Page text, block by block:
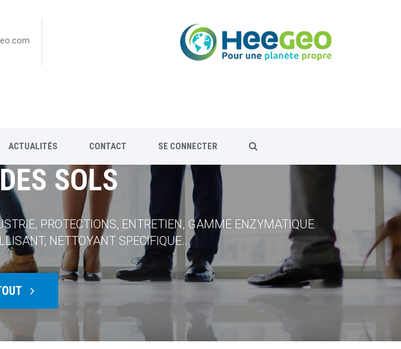
ACTUALITÉS CONTACT SE CONNECTER
CUISINE
MANUELLE, VAISSELLE POUDRE, ADDITIF VAISSELLE
TRACABILITE...
LINGE
LINGEX, LESSIVES PRO
KIEHL...
SOLS
PROTECTIONS, ENTRETIEN, GAMME ENZYMATIQUE
NETTOYANT SPECIFIQUE...
VRAC, SAVON CAPTIF, DESINFECTION - PREVENTION
LOTUS TORK, ESSUIE-MAINS SYSTEME...